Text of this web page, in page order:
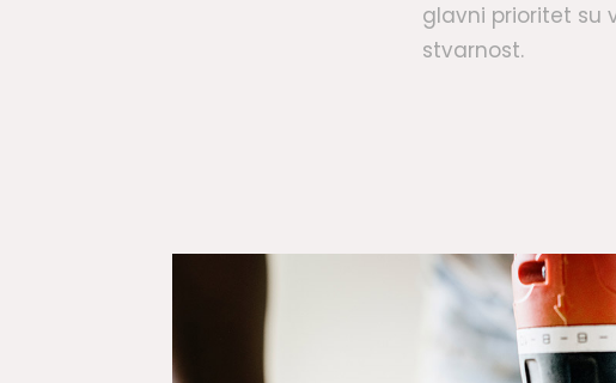
glavni prioritet su
stvarnost.